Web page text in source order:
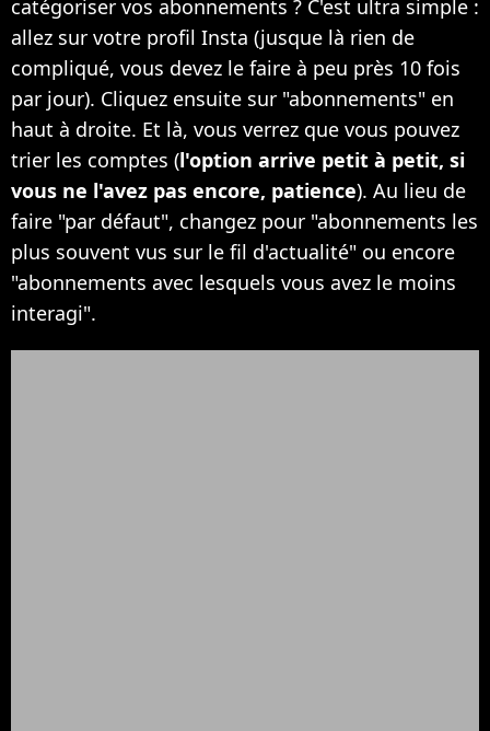
catégoriser vos abonnements ? C'est ultra simple :
allez sur votre profil Insta (jusque là rien de
compliqué, vous devez le faire à peu près 10 fois
par jour). Cliquez ensuite sur "abonnements" en
haut à droite. Et là, vous verrez que vous pouvez
trier les comptes (l'option arrive petit à petit, si
vous ne l'avez pas encore, patience). Au lieu de
faire "par défaut", changez pour "abonnements les
plus souvent vus sur le fil d'actualité" ou encore
"abonnements avec lesquels vous avez le moins
interagi".